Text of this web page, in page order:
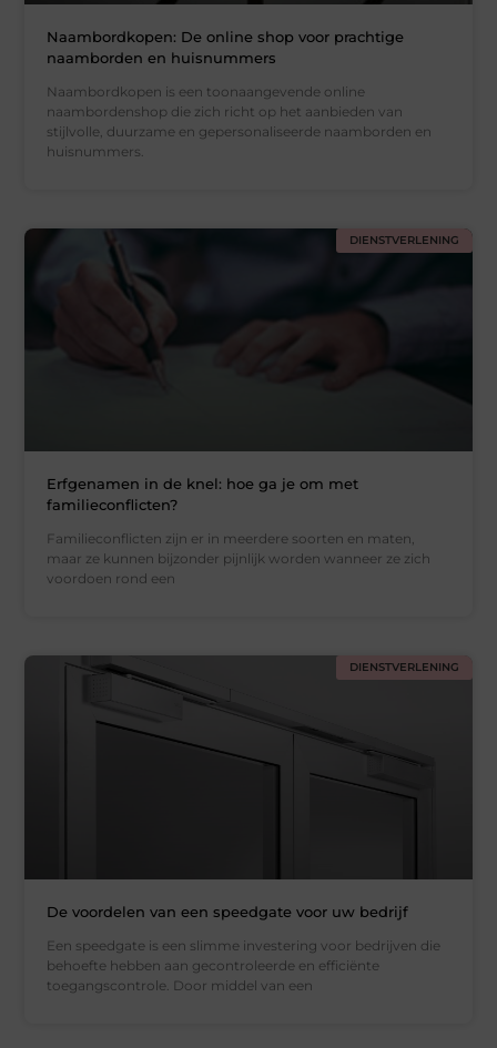
Naambordkopen: De online shop voor prachtige
naamborden en huisnummers
Naambordkopen is een toonaangevende online
naambordenshop die zich richt op het aanbieden van
stijlvolle, duurzame en gepersonaliseerde naamborden en
huisnummers.
DIENSTVERLENING
Erfgenamen in de knel: hoe ga je om met
familieconflicten?
Familieconflicten zijn er in meerdere soorten en maten,
maar ze kunnen bijzonder pijnlijk worden wanneer ze zich
voordoen rond een
DIENSTVERLENING
De voordelen van een speedgate voor uw bedrijf
Een speedgate is een slimme investering voor bedrijven die
behoefte hebben aan gecontroleerde en efficiënte
toegangscontrole. Door middel van een